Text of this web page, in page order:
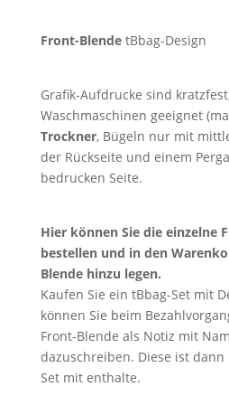
Front-BlendetBbag-Design
Grafik-Aufdrucke sind
Waschmaschinen geeignet
Trockner, Bügeln nur mit
der Rückseite und einem
bedrucken Seite.
Hier können Sie dieeinzelne
bestellen und in den
Blende hinzu legen.
Kaufen Sie ein tBbag-Set mit
können Sie beim
Front-Blende als Notiz mit
dazuschreiben. Diese ist
Set mit enthalte.